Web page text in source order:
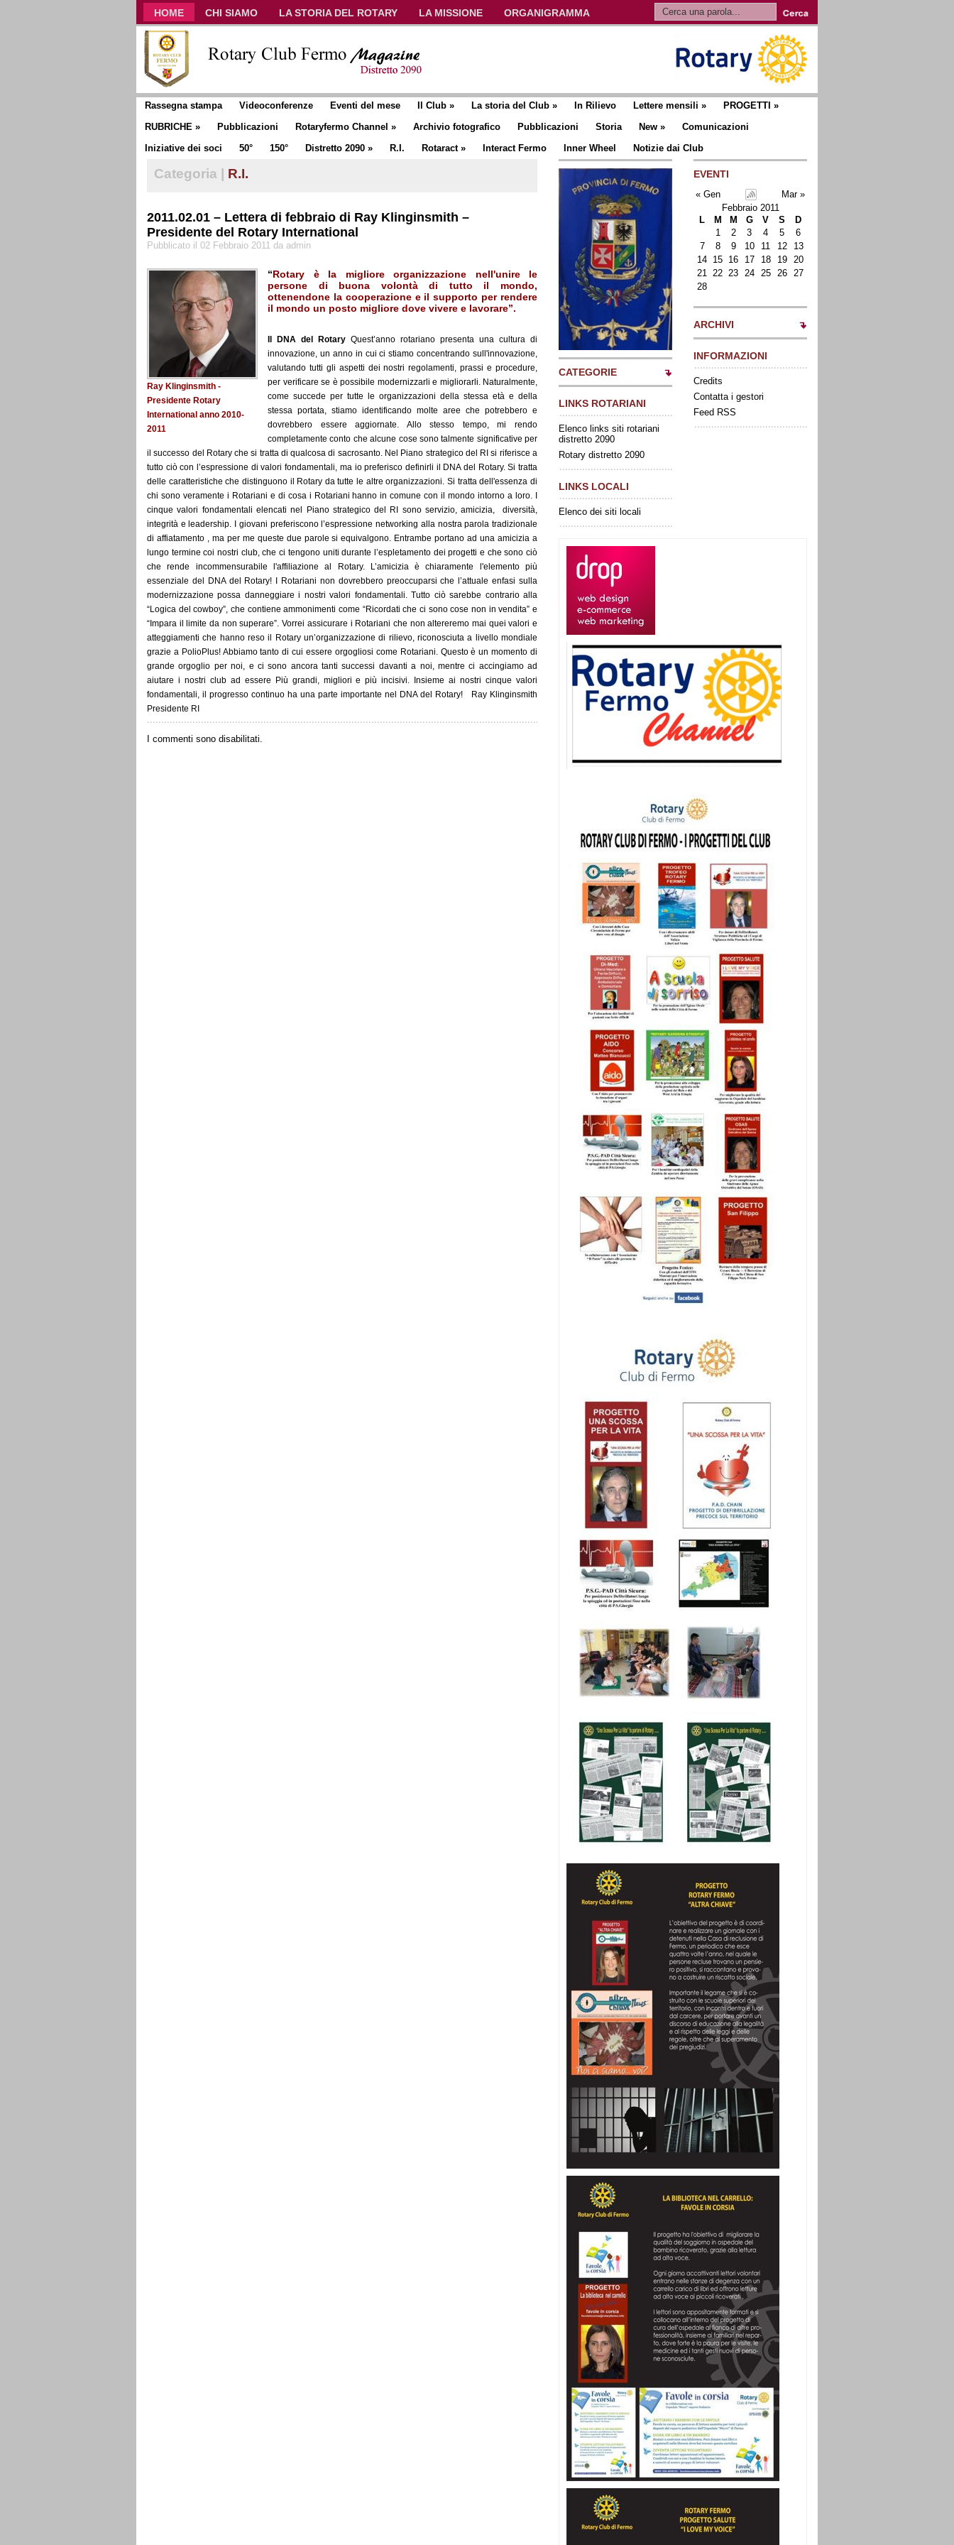
HOME CHI SIAMO LA STORIA DEL ROTARY LA MISSIONE
ORGANIGRAMMA
CLUB COMMUNICATOR
Rassegna stampa Videoconferenze Eventi del mese Il Club » La storia del Club » In Rilievo Lettere mensili » PROGETTI »
RUBRICHE » Pubblicazioni Rotaryfermo Channel » Archivio fotografico Pubblicazioni Storia New »
Comunicazioni
Iniziative dei soci
50° 150° Distretto 2090 » R.I. Rotaract» Interact Fermo Inner Wheel Notizie dai Club
Categoria | R.I.
2011.02.01 – Lettera di febbraio di Ray Klinginsmith –
Presidente del Rotary International
Pubblicato il 02 Febbraio 2011 da admin
Ray Klinginsmith -
Presidente Rotary
International anno 2010-
2011
“Rotary è la migliore organizzazione nell'unire le
persone di buona volontà di tutto il mondo,
ottenendone la cooperazione e il supporto per rendere
il mondo un posto migliore dove vivere e lavorare”.
Il DNA del Rotary Quest’anno rotariano presenta una cultura di
innovazione, un anno in cui ci stiamo concentrando sull'innovazione,
valutando tutti gli aspetti dei nostri regolamenti, prassi e procedure,
per verificare se è possibile modernizzarli e migliorarli. Naturalmente,
come succede per tutte le organizzazioni della stessa età e della
stessa portata, stiamo identificando molte aree che potrebbero e
dovrebbero essere aggiornate. Allo stesso tempo, mi rendo
completamente conto che alcune cose sono talmente significative per
il successo del Rotary che si tratta di qualcosa di sacrosanto. Nel Piano strategico del RI si riferisce a
tutto ciò con l’espressione di valori fondamentali, ma io preferisco definirli il DNA del Rotary. Si tratta
delle caratteristiche che distinguono il Rotary da tutte le altre organizzazioni. Si tratta dell'essenza di
chi sono veramente i Rotariani e di cosa i Rotariani hanno in comune con il mondo intorno a loro. I
cinque valori fondamentali elencati nel Piano strategico del RI sono servizio, amicizia, diversità,
integrità e leadership. I giovani preferiscono l’espressione networking alla nostra parola tradizionale
di affiatamento , ma per me queste due parole si equivalgono. Entrambe portano ad una amicizia a
lungo termine coi nostri club, che ci tengono uniti durante l’espletamento dei progetti e che sono ciò
che rende incommensurabile l'affiliazione al Rotary. L’amicizia è chiaramente l'elemento più
essenziale del DNA del Rotary! I Rotariani non dovrebbero preoccuparsi che l’attuale enfasi sulla
modernizzazione possa danneggiare i nostri valori fondamentali. Tutto ciò sarebbe contrario alla
“Logica del cowboy”, che contiene ammonimenti come “Ricordati che ci sono cose non in vendita” e
“Impara il limite da non superare”. Vorrei assicurare i Rotariani che non altereremo mai quei valori e
atteggiamenti che hanno reso il Rotary un’organizzazione di rilievo, riconosciuta a livello mondiale
grazie a PolioPlus! Abbiamo tanto di cui essere orgogliosi come Rotariani. Questo è un momento di
grande orgoglio per noi, e ci sono ancora tanti successi davanti a noi, mentre ci accingiamo ad
aiutare i nostri club ad essere Più grandi, migliori e più incisivi. Insieme ai nostri cinque valori
fondamentali, il progresso continuo ha una parte importante nel DNA del Rotary! Ray Klinginsmith
Presidente RI
I commenti sono disabilitati.
CATEGORIE
LINKS ROTARIANI
Elenco links siti rotariani
distretto 2090
Rotary distretto 2090
LINKS LOCALI
Elenco dei siti locali
EVENTI
« Gen
Mar »
Febbraio 2011
L
M M G V S
D
1
2 3 4 5
6
7
8 9 10 11 12
13
14 15 16 17 18 19
20
21 22 23 24 25 26
27
28
ARCHIVI
INFORMAZIONI
Credits
Contatta i gestori
Feed RSS